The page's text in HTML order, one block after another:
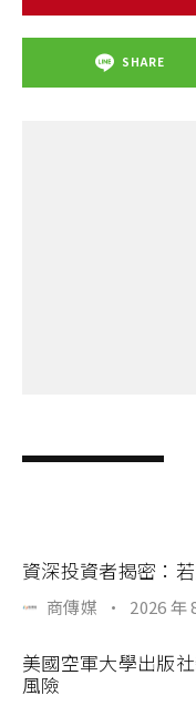
SHARE
資深投資者揭密：
商傳媒 · 2026 年
美國空軍大學出版
風險